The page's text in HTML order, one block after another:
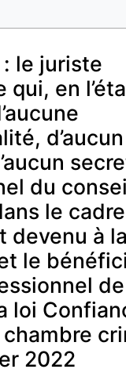
le juriste
qui, en
du
le
devenu à
le
de
loi
chambre
2022